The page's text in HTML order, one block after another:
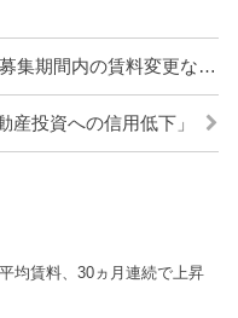
期間内の賃料変更なし」
産投資への信用低下」
均賃料、30ヵ月連続で上昇